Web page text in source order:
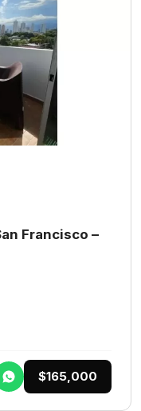
Francisco –
$165,000